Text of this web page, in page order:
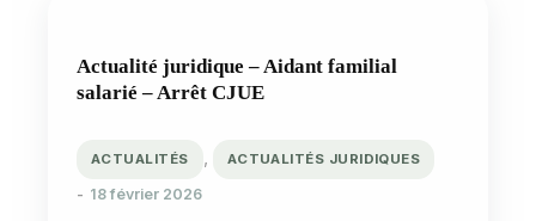
Actualité juridique – Aidant familial
salarié – Arrêt CJUE
ACTUALITÉS , ACTUALITÉS JURIDIQUES
18 février 2026